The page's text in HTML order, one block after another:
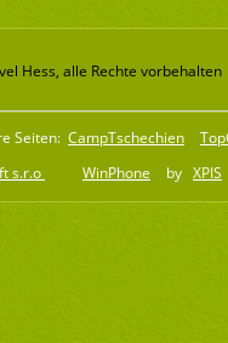
Hess, alle Rechte vorbehalten
Seiten: CampTschechien
s.r.o WinPhone by XPIS